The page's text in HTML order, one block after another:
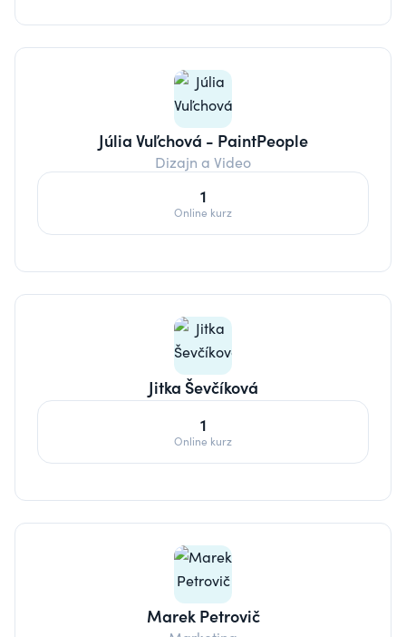
Júlia Vuľchová - PaintPeople
Dizajn a Video
1
Online kurz
Jitka Ševčíková
1
Online kurz
Marek Petrovič